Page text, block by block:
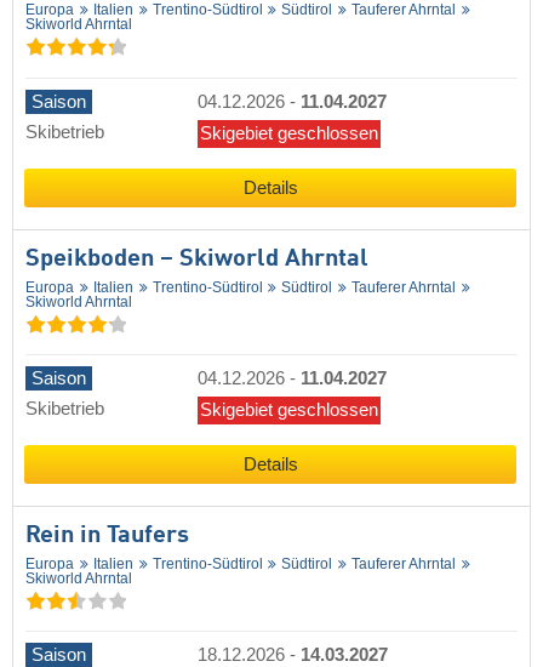
Europa Italien Trentino-Südtirol Südtirol
Tauferer Ahrntal
Skiworld Ahrntal
Saison 04.12.2026 - 11.04.2027
Skibetrieb
Skigebiet geschlossen
Details
Speikboden – Skiworld Ahrntal
Europa Italien Trentino-Südtirol Südtirol
Tauferer Ahrntal
Skiworld Ahrntal
Saison 04.12.2026 - 11.04.2027
Skibetrieb
Skigebiet geschlossen
Details
Rein in Taufers
Europa Italien Trentino-Südtirol Südtirol
Tauferer Ahrntal
Skiworld Ahrntal
Saison 18.12.2026 - 14.03.2027